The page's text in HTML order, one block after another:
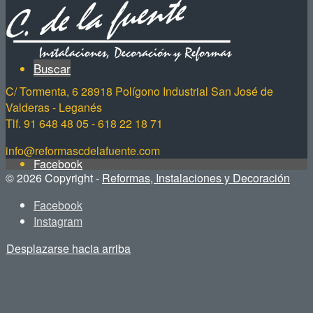
Buscar
Facebook
Instagram
C/ Tormenta, 6 28918 Polígono Industrial San José de
Valderas - Leganés
Tlf. 91 648 48 05 - 618 22 18 71
info@reformascdelafuente.com
© 2026 Copyright - Reformas, Instalaciones y Decoración
Facebook
Instagram
Desplazarse hacia arriba